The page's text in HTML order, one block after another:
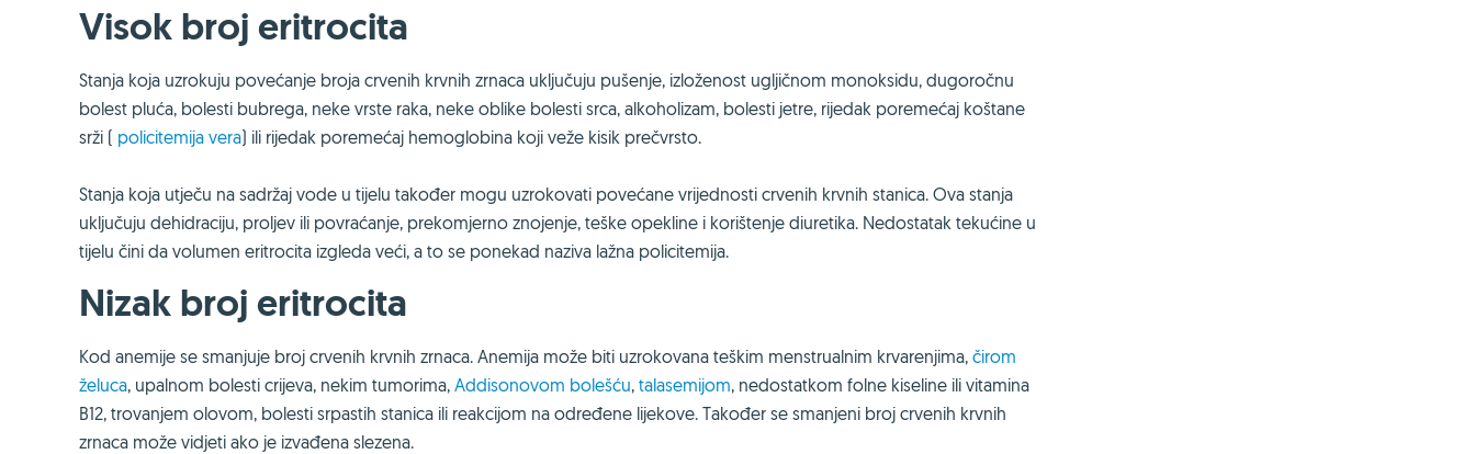
Visok broj eritrocita
Stanja koja uzrokuju povećanje broja crvenih krvnih zrnaca uključuju pušenje, izloženost ugljičnom monoksidu, dugoročnu
bolest pluća, bolesti bubrega, neke vrste raka, neke oblike bolesti srca, alkoholizam, bolesti jetre, rijedak poremećaj koštane
srži ( policitemija vera) ili rijedak poremećaj hemoglobina koji veže kisik prečvrsto.
Stanja koja utječu na sadržaj vode u tijelu također mogu uzrokovati povećane vrijednosti crvenih krvnih stanica. Ova stanja
uključuju dehidraciju, proljev ili povraćanje, prekomjerno znojenje, teške opekline i korištenje diuretika. Nedostatak tekućine u
tijelu čini da volumen eritrocita izgleda veći, a to se ponekad naziva lažna policitemija.
Nizak broj eritrocita
Kod anemije se smanjuje broj crvenih krvnih zrnaca. Anemija može biti uzrokovana teškim menstrualnim krvarenjima, čirom
želuca, upalnom bolesti crijeva, nekim tumorima, Addisonovom bolešću, talasemijom, nedostatkom folne kiseline ili vitamina
B12, trovanjem olovom, bolesti srpastih stanica ili reakcijom na određene lijekove. Također se smanjeni broj crvenih krvnih
zrnaca može vidjeti ako je izvađena slezena.